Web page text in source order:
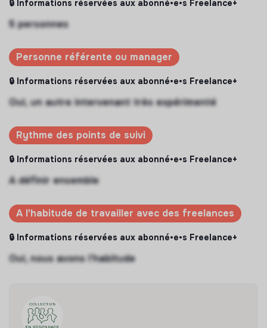
🔒 Informations réservées aux abonné•e•s Freelance+
5 personnes
Personne référente ou manager
🔒 Informations réservées aux abonné•e•s Freelance+
Oui, un autre intervenant très expérimenté
Rythme des points de suivi
🔒 Informations réservées aux abonné•e•s Freelance+
A définir ensemble
A l'habitude de travailler avec des freelances
🔒 Informations réservées aux abonné•e•s Freelance+
Oui, nous avons l’habitude